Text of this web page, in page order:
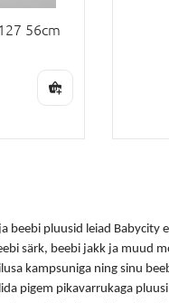
56cm
ja beebi pluusid leiad Babycity
särk, beebi jakk ja muud
kampsuniga ning sinu
pigem pikavarrukaga